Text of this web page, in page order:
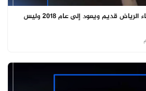
فيديو صاروخ في سماء الرياض قديم ويعود إلى عام 2018 وليس